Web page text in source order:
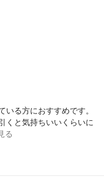
る方におすすめです。
くと気持ちいいくらいに
る